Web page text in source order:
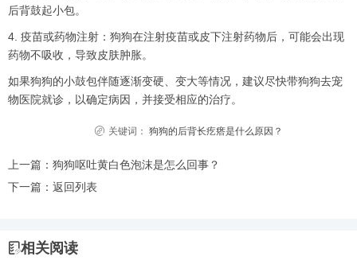
后背鼓起小包。
4. 疫苗或药物注射：狗狗在注射疫苗或皮下注射药物后，可能会出现
药物不吸收，导致皮肤肿胀。
如果狗狗的小鼓包伴随逐渐变硬、变大等情况，建议尽快带狗狗去宠
物医院就诊，以确定病因，并接受相应的治疗。
关键词： 狗狗的后背长疙瘩是什么原因？
上一篇： 狗狗呕吐黄白色泡沫是怎么回事？
下一篇： 返回列表
相关阅读